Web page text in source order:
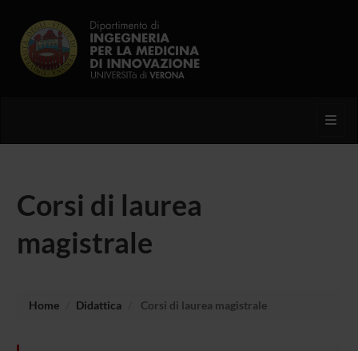
Corsi di laurea
magistrale
Home Didattica Corsi di laurea magistrale